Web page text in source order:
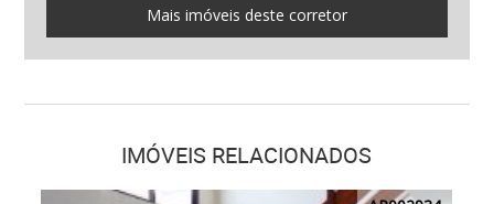
Mais imóveis deste corretor
IMÓVEIS RELACIONADOS